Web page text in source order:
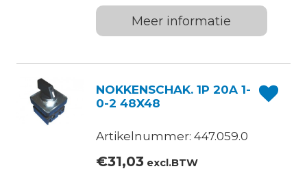
Meer informatie
NOKKENSCHAK. 1P 20A 1-
0-2 48X48
Artikelnummer: 447.059.0
€31,03excl.BTW